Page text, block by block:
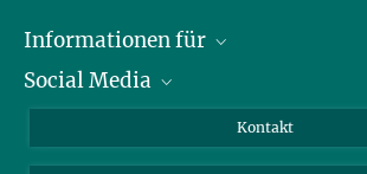
Informationen für
Wissenschaftlerinnen und Wissenschaftler
Bewerberinnen und Bewerber
Social Media
YouTube
Kontakt